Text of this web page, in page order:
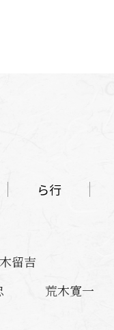
ら行
留吉
荒木寛一